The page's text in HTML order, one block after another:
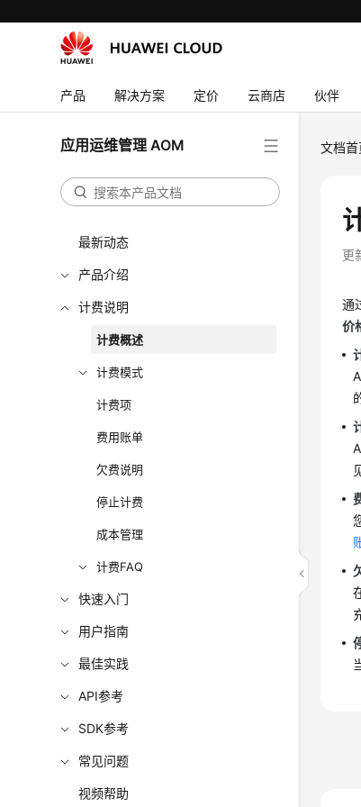
产品 解决方案 定价 云商店 伙伴
应用运维管理 AOM
最新动态
产品介绍
计费说明
计费概述
计费模式
计费项
费用账单
欠费说明
停止计费
成本管理
计费FAQ
快速入门
用户指南
最佳实践
API参考
SDK参考
常见问题
视频帮助
文档首
更
通
价